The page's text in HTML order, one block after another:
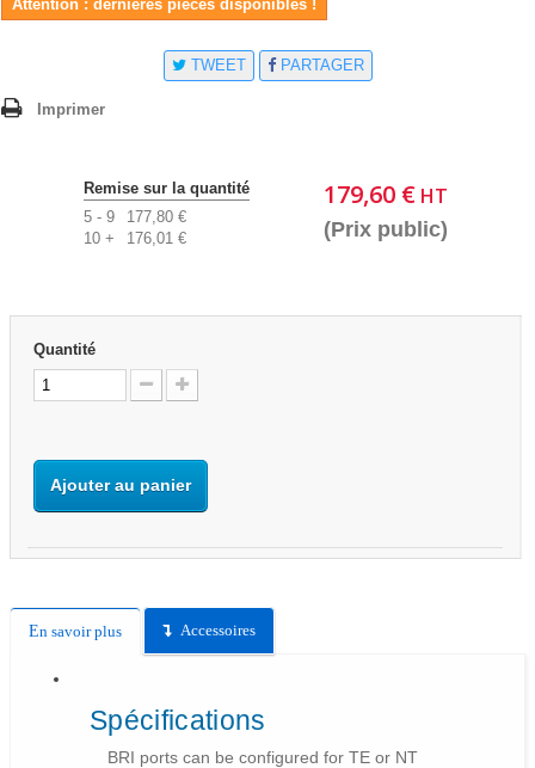
Attention : dernières pièces disponibles !
TWEET PARTAGER
Imprimer
179,60 € HT
(Prix public)
Remise sur la quantité
5 - 9
177,80 €
10 +
176,01 €
Quantité
Ajouter au panier
En savoir plus Accessoires
Spécifications
BRI ports can be configured for TE or NT